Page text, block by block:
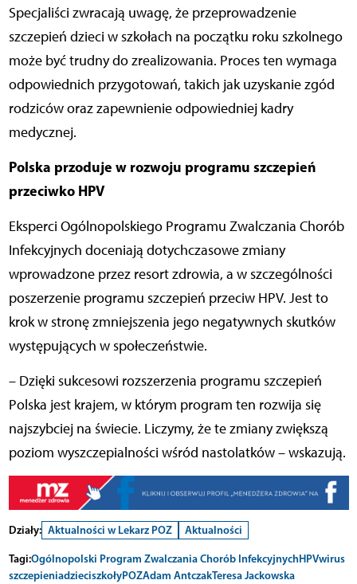
Specjaliści zwracają uwagę, że przeprowadzenie
szczepień dzieci w szkołach na początku roku szkolnego
może być trudny do zrealizowania. Proces ten wymaga
odpowiednich przygotowań, takich jak uzyskanie zgód
rodziców oraz zapewnienie odpowiedniej kadry
medycznej.
Polska przoduje w rozwoju programu szczepień
przeciwko HPV
Eksperci Ogólnopolskiego Programu Zwalczania Chorób
Infekcyjnych doceniają dotychczasowe zmiany
wprowadzone przez resort zdrowia, a w szczególności
poszerzenie programu szczepień przeciw HPV. Jest to
krok w stronę zmniejszenia jego negatywnych skutków
występujących w społeczeństwie.
– Dzięki sukcesowi rozszerzenia programu szczepień
Polska jest krajem, w którym program ten rozwija się
najszybciej na świecie. Liczymy, że te zmiany zwiększą
poziom wyszczepialności wśród nastolatków – wskazują.
Działy: Aktualności w Lekarz POZ
Aktualności
Tagi:Ogólnopolski Program Zwalczania Chorób InfekcyjnychHPVwirus
szczepieniadzieciszkołyPOZAdam AntczakTeresa Jackowska